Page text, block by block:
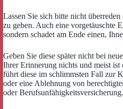
Lassen Sie sich bitte nicht
zu geben. Auch eine vorgetäuschte
sondern schadet am Ende einen,
Geben Sie diese später nicht bei
Ihrer Erinnerung nichts und meist ist
führt diese im schlimmsten Fall zur
oder eine Ablehnung von
oder Berufsunfähigkeitsversicherung.